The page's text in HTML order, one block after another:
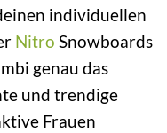
individuellen
Nitro Snowboards
genau das
und trendige
Frauen